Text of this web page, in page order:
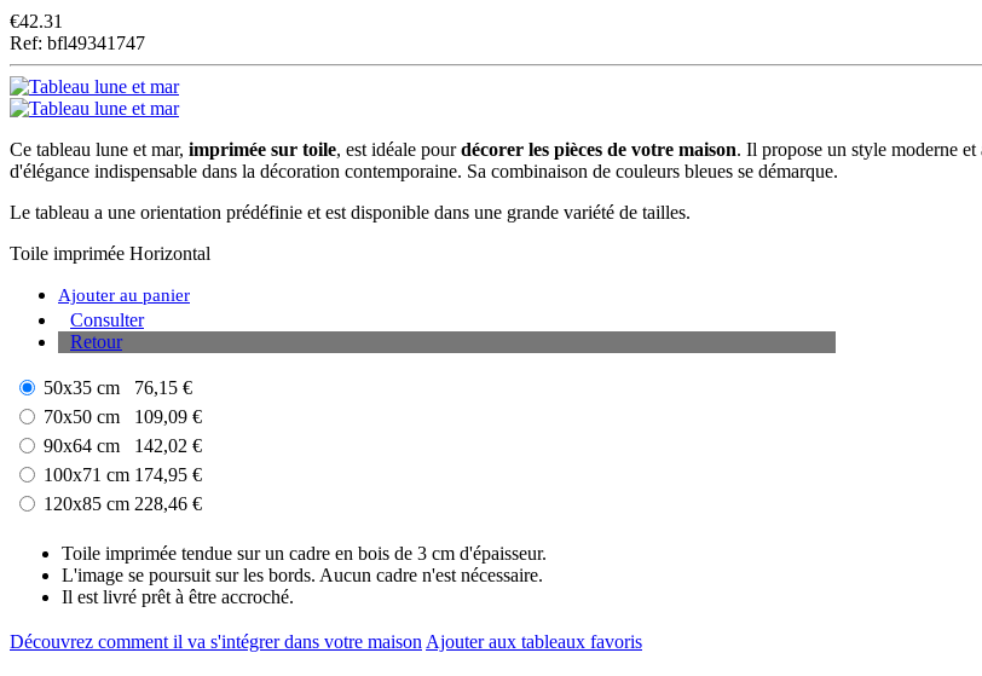
€42.31
Ref: bfl49341747
Ce tableau lune et mar, imprimée sur toile, est idéale pourdécorer les pièces de votre maison. Il propose un style moderne
d'élégance indispensable dans la décoration contemporaine. Sa combinaison de couleurs bleues se démarque.
Le tableau a une orientation prédéfinie et est disponible dans une grande variété de tailles.
Toile imprimée Horizontal
Ajouter au panier
Consulter
Retour
50x35 cm
76,15 €
70x50 cm
109,09 €
90x64 cm
142,02 €
100x71 cm 174,95 €
120x85 cm 228,46 €
Toile imprimée tendue sur un cadre en bois de 3 cm d'épaisseur.
L'image se poursuit sur les bords. Aucun cadre n'est nécessaire.
Il est livré prêt à être accroché.
Découvrez comment il va s'intégrer dans votre maison Ajouter aux tableaux favoris